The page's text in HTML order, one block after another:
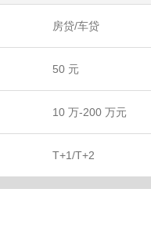
房贷/车贷
50 元
10 万-200 万元
T+1/T+2